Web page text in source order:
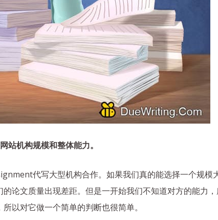
站机构规模和整体能力。
代写大型机构合作。如果我们真的能选择一个规
论文质量出现差距。但是一开始我们不知道对方的能力
以对它做一个简单的判断也很简单。